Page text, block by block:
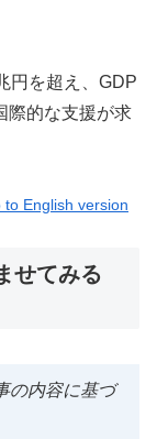
円を超え、GDP
際的な支援が求
to English version
せてみる
の内容に基づ